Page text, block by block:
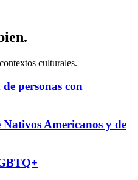
culturales.
personas con
Americanos y de